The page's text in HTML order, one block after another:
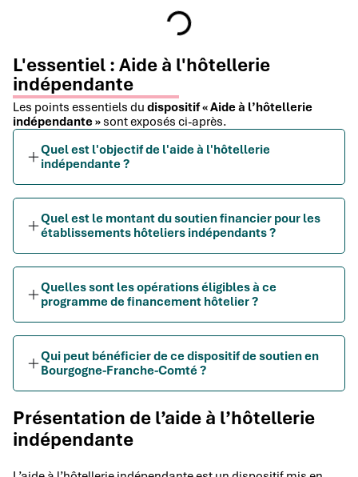
L'essentiel : Aide à l'hôtellerie
indépendante
Les points essentiels du dispositif « Aide à l’hôtellerie
indépendante » sont exposés ci-après.
Quel est l'objectif de l'aide à l'hôtellerie
indépendante ?
Quel est le montant du soutien financier pour les
établissements hôteliers indépendants ?
Quelles sont les opérations éligibles à ce
programme de financement hôtelier ?
Qui peut bénéficier de ce dispositif de soutien en
Bourgogne-Franche-Comté ?
Présentation de l’aide à l’hôtellerie
indépendante